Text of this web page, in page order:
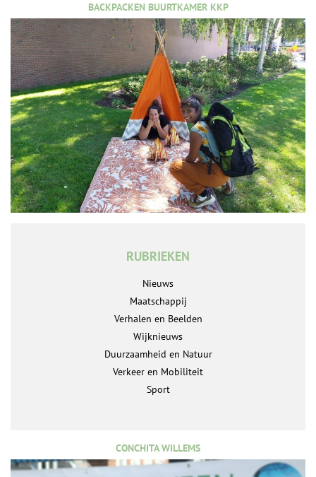
BACKPACKEN BUURTKAMER KKP
RUBRIEKEN
Nieuws
Maatschappij
Verhalen en Beelden
Wijknieuws
Duurzaamheid en Natuur
Verkeer en Mobiliteit
Sport
CONCHITA WILLEMS